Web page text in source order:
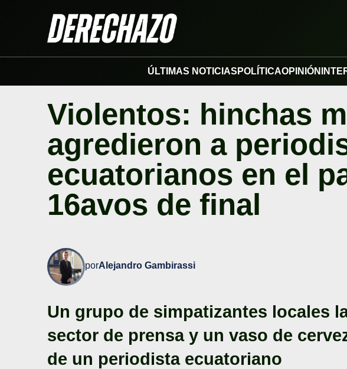
ÚLTIMAS NOTICIAS POLÍTICAOPINIÓN
Violentos: hinchas
agredieron a
ecuatorianos en el
16avos de final
porAlejandro Gambirassi
Un grupo de simpatizantes locales
sector de prensa y un vaso de
de un periodista ecuatoriano